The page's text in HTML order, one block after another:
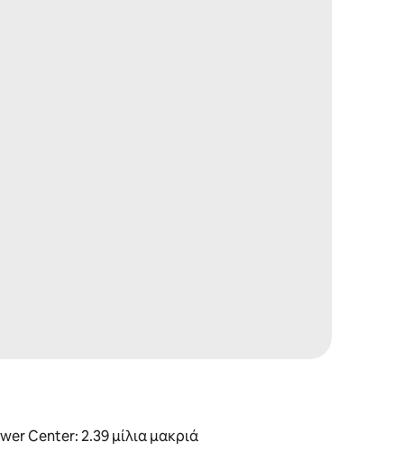
Center: 2.39 μίλια μακριά